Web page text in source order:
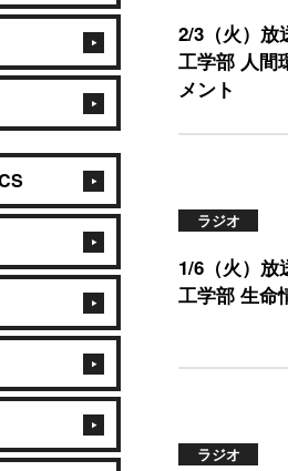
2/3（火）放
工学部 人間
メント
ラジオ
1/6（火）放
工学部 生命
ラジオ